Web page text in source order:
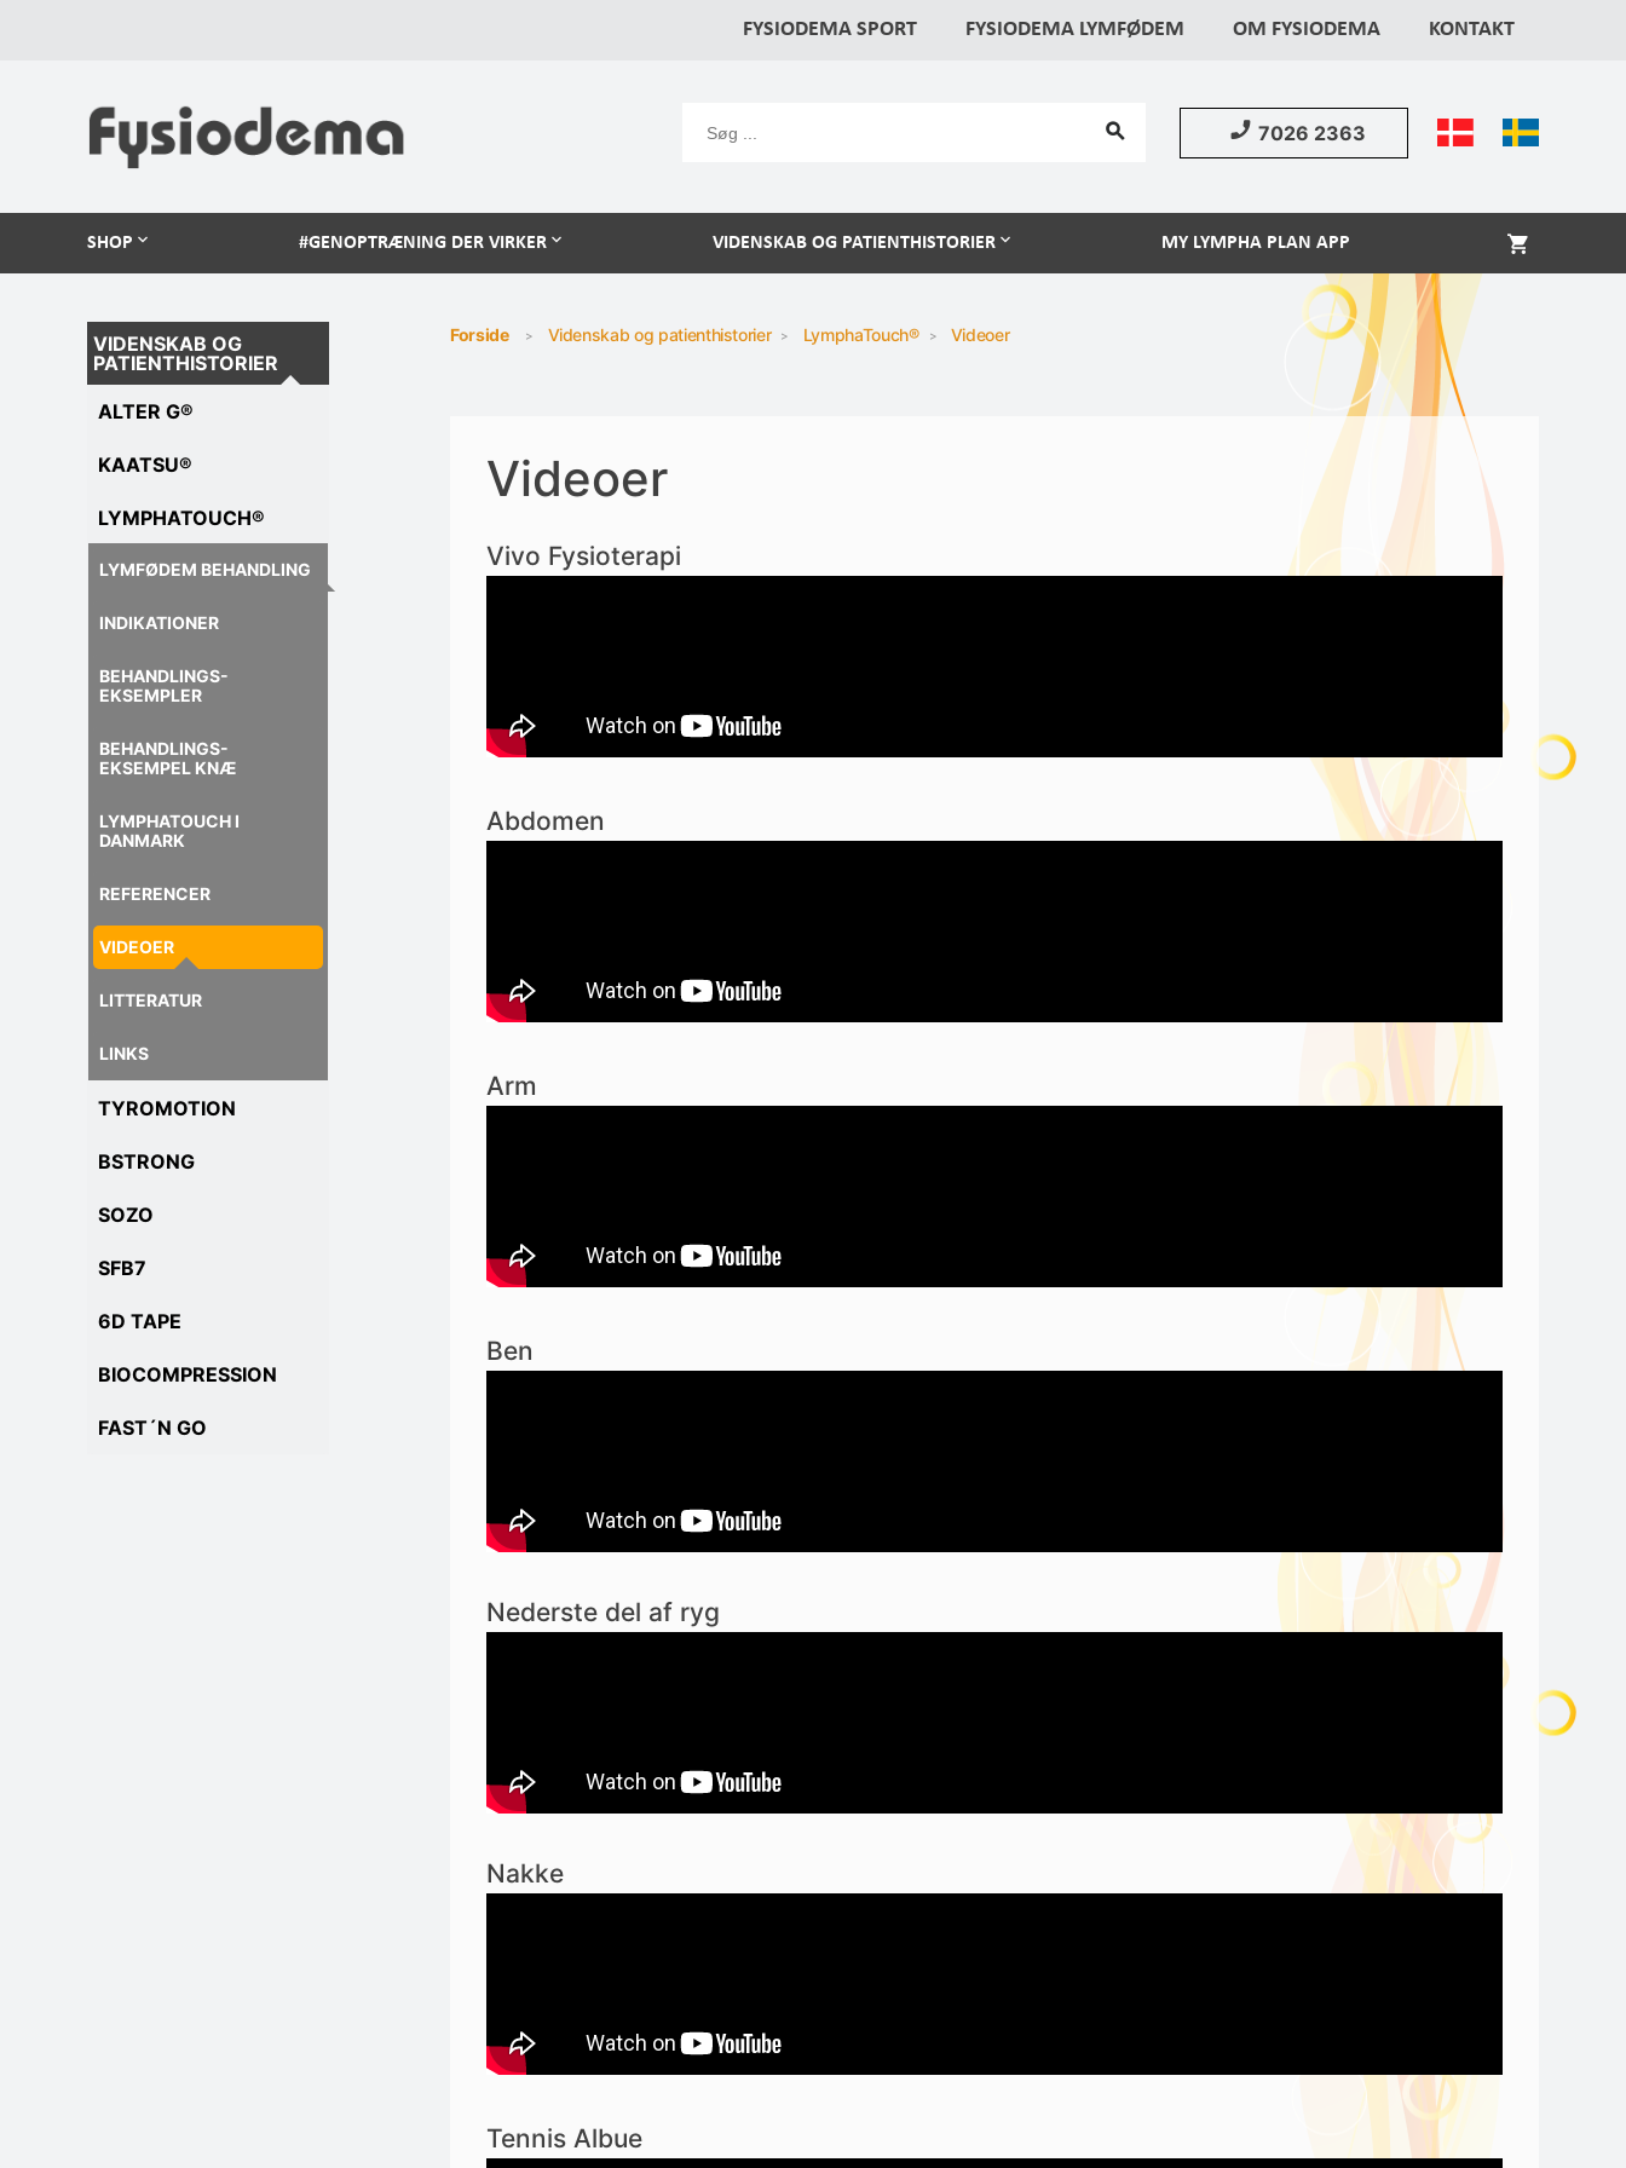
FYSIODEMA SPORT FYSIODEMA LYMFØDEM OM FYSIODEMA KONTAKT
7026 2363
SHOP #GENOPTRÆNING DER VIRKER VIDENSKAB OG PATIENTHISTORIER MY LYMPHA PLAN APP
VIDENSKAB OG
PATIENTHISTORIER
ALTER G®
KAATSU®
LYMPHATOUCH®
LYMFØDEM BEHANDLING
INDIKATIONER
BEHANDLINGS-
EKSEMPLER
BEHANDLINGS-
EKSEMPEL KNÆ
LYMPHATOUCH I
DANMARK
REFERENCER
VIDEOER
LITTERATUR
LINKS
TYROMOTION
BSTRONG
SOZO
SFB7
6D TAPE
BIOCOMPRESSION
FAST´N GO
Forside Videnskab og patienthistorier LymphaTouch® Videoer
Videoer
Vivo Fysioterapi
Abdomen
Arm
Ben
Nederste del af ryg
Nakke
Tennis Albue